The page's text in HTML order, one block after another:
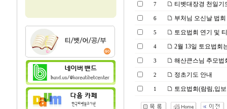
7 티벳대장경 천일기
6 부처님 오신날 법
5 토요법회 연기 및
4 2월 13일 토요법회
3 해산큰스님 추모법
2 정초기도 안내
1 토요법회(람림,입